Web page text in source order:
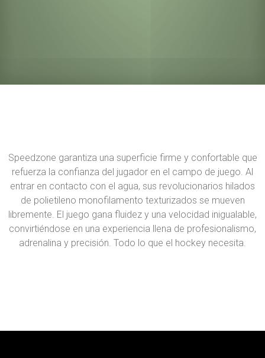
Speedzone garantiza una superficie firme y confortable que
refuerza la confianza del jugador en el campo de juego. Al
entrar en contacto con el agua, sus revolucionarios hilados
de polietileno monofilamento texturizados se mueven
libremente. El juego gana fluidez y una velocidad inigualable,
convirtiéndose en una experiencia llena de profesionalismo,
adrenalina y precisión. Todo lo que el hockey necesita.